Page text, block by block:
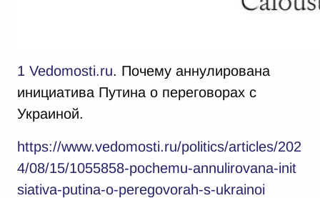
1 Vedomosti.ru. Почему аннулирована
инициатива Путина о переговорах с
Украиной.
https://www.vedomosti.ru/politics/articles/202
4/08/15/1055858-pochemu-annulirovana-init
siativa-putina-o-peregovorah-s-ukrainoi